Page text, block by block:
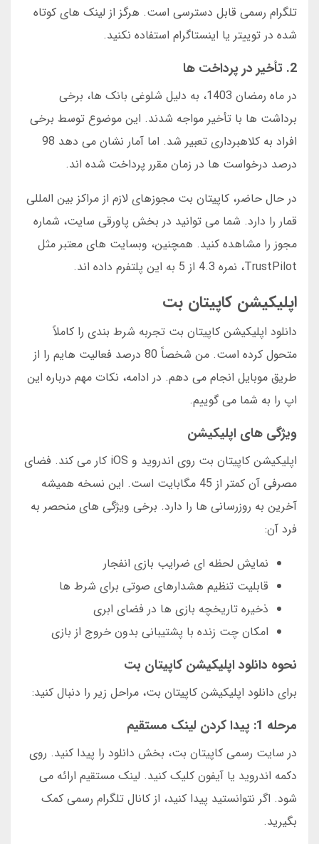
تلگرام رسمی قابل دسترسی است. هرگز از لینک های کوتاه
شده در توییتر یا اینستاگرام استفاده نکنید.
2. تأخیر در پرداخت ها
در ماه رمضان 1403، به دلیل شلوغی بانک ها، برخی
برداشت ها با تأخیر مواجه شدند. این موضوع توسط برخی
افراد به کلاهبرداری تعبیر شد. اما آمار نشان می دهد 98
درصد درخواست ها در زمان مقرر پرداخت شده اند.
در حال حاضر، کاپیتان بت مجوزهای لازم از مراکز بین المللی
قمار را دارد. شما می توانید در بخش پاورقی سایت، شماره
مجوز را مشاهده کنید. همچنین، وبسایت های معتبر مثل
TrustPilot، نمره 4.3 از 5 به این پلتفرم داده اند.
اپلیکیشن کاپیتان بت
دانلود اپلیکیشن کاپیتان بت تجربه شرط بندی را کاملاً
متحول کرده است. من شخصاً 80 درصد فعالیت هایم را از
طریق موبایل انجام می دهم. در ادامه، نکات مهم درباره این
اپ را به شما می گوییم.
ویژگی های اپلیکیشن
اپلیکیشن کاپیتان بت روی اندروید و iOS کار می کند. فضای
مصرفی آن کمتر از 45 مگابایت است. این نسخه همیشه
آخرین به روزرسانی ها را دارد. برخی ویژگی های منحصر به
فرد آن:
نمایش لحظه ای ضرایب بازی انفجار
قابلیت تنظیم هشدارهای صوتی برای شرط ها
ذخیره تاریخچه بازی ها در فضای ابری
امکان چت زنده با پشتیبانی بدون خروج از بازی
نحوه دانلود اپلیکیشن کاپیتان بت
برای دانلود اپلیکیشن کاپیتان بت، مراحل زیر را دنبال کنید:
مرحله 1: پیدا کردن لینک مستقیم
در سایت رسمی کاپیتان بت، بخش دانلود را پیدا کنید. روی
دکمه اندروید یا آیفون کلیک کنید. لینک مستقیم ارائه می
شود. اگر نتوانستید پیدا کنید، از کانال تلگرام رسمی کمک
بگیرید.